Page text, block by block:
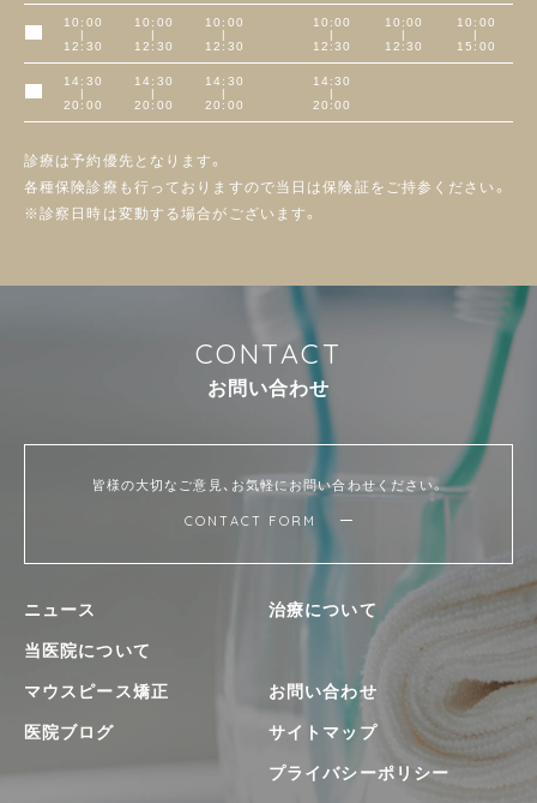
10:00
|
12:30
10:00
|
12:30
10:00
|
12:30
10:00
|
12:30
10:00
|
12:30
10:00
|
15:00
14:30
|
20:00
14:30
|
20:00
14:30
|
20:00
14:30
|
20:00
診療は予約優先となります。
各種保険診療も行っておりますので当日は保険証をご持参ください。
※診察日時は変動する場合がございます。
CONTACT
お問い合わせ
皆様の大切なご意見、お気軽にお問い合わせください。
CONTACT FORM
ニュース
当医院について
治療について
マウスピース矯正
医院ブログ
お問い合わせ
サイトマップ
プライバシーポリシー